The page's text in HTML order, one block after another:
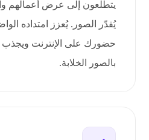
يتطلعون إلى عرض أعمالهم
يُقدّر الصور. يُعزز امتداده
حضورك على الإنترنت ويجذب
بالصور الخلابة.